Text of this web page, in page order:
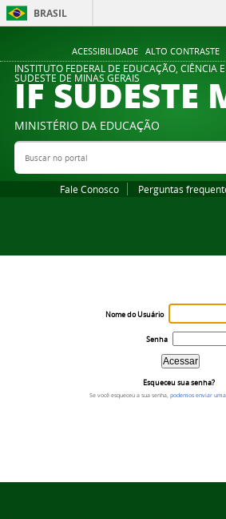
ACESSIBILIDADE ALTO CONTRASTE
BRASIL
INSTITUTO FEDERAL DE EDUCAÇÃO, CIÊNCIA
SUDESTE DE MINAS GERAIS
IF SUDESTE
MINISTÉRIO DA EDUCAÇÃO
Buscar no portal
Fale Conosco Perguntas
Nome do Usuário
Senha
Esqueceu sua senha?
Se você esqueceu a sua senha, podemos enviar